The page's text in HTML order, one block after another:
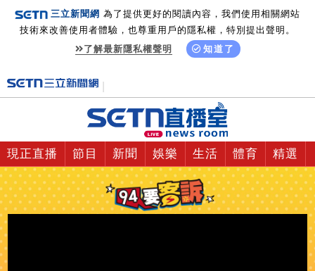
三立新聞網 為了提供更好的閱讀內容，我們使用相關網站
技術來改善使用者體驗，也尊重用戶的隱私權，特別提出聲明。
了解最新隱私權聲明
知道了
現正直播 節目 新聞 娛樂 生活 體育 精選